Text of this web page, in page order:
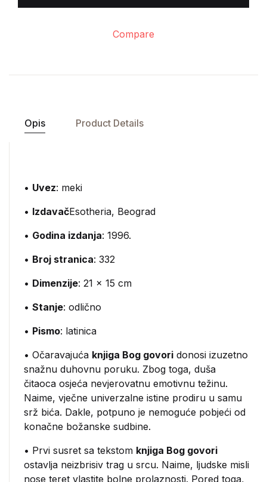
Compare
Opis Product Details
• Uvez: meki
• IzdavačEsotheria, Beograd
• Godina izdanja: 1996.
• Broj stranica: 332
• Dimenzije: 21 x 15 cm
• Stanje: odlično
• Pismo: latinica
• Očaravajuća knjiga Bog govori donosi izuzetno
snažnu duhovnu poruku. Zbog toga, duša
čitaoca osjeća nevjerovatnu emotivnu težinu.
Naime, vječne univerzalne istine prodiru u samu
srž bića. Dakle, potpuno je nemoguće pobjeći od
konačne božanske sudbine.
• Prvi susret sa tekstom knjiga Bog govori
ostavlja neizbrisiv trag u srcu. Naime, ljudske misli
nose teret vlastite bolne prolaznosti. Pored toga,